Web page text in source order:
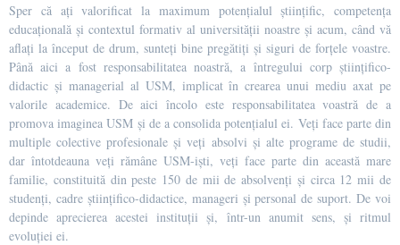
Sper că ați valorificat la maximum potențialul științific, competența
educațională și contextul formativ al universității noastre și acum, când vă
aflați la început de drum, sunteți bine pregătiți și siguri de forțele voastre.
Până aici a fost responsabilitatea noastră, a întregului corp științifico-
didactic și managerial al USM, implicat în crearea unui mediu axat pe
valorile academice. De aici încolo este responsabilitatea voastră de a
promova imaginea USM și de a consolida potențialul ei. Veți face parte din
multiple colective profesionale și veți absolvi și alte programe de studii,
dar întotdeauna veți rămâne USM-iști, veți face parte din această mare
familie, constituită din peste 150 de mii de absolvenți și circa 12 mii de
studenți, cadre științifico-didactice, manageri și personal de suport. De voi
depinde aprecierea acestei instituții și, într-un anumit sens, și ritmul
evoluției ei.